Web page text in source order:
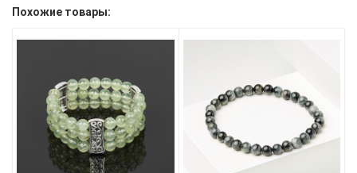
Похожие товары: